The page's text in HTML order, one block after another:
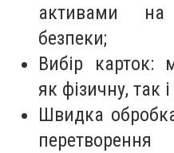
активами
безпеки;
Вибір карток:
як фізичну, так
Швидка